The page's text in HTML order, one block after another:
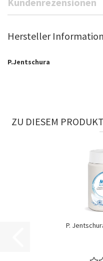
Hersteller
P.Jentschura
ZU DIESEM
P.